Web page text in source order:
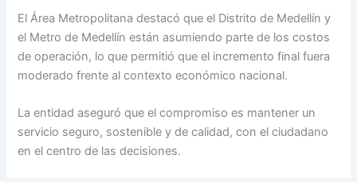
El Área Metropolitana destacó que el Distrito de Medellín y
el Metro de Medellín están asumiendo parte de los costos
de operación, lo que permitió que el incremento final fuera
moderado frente al contexto económico nacional.
La entidad aseguró que el compromiso es mantener un
servicio seguro, sostenible y de calidad, con el ciudadano
en el centro de las decisiones.